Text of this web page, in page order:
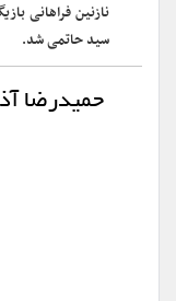
نازنین فراهانی
سید حاتمی شد.
حمیدرضا